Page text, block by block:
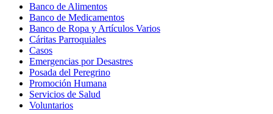
Banco de Alimentos
Banco de Medicamentos
Banco de Ropa y Artículos Varios
Cáritas Parroquiales
Casos
Emergencias por Desastres
Posada del Peregrino
Promoción Humana
Servicios de Salud
Voluntarios